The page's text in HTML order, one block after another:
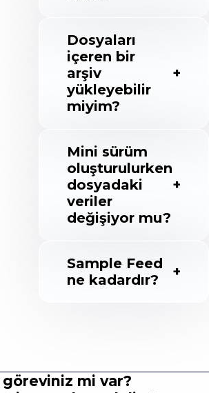
Dosyaları
içeren bir
arşiv
yükleyebilir
miyim?
Mini sürüm
oluşturulurken
dosyadaki
veriler
değişiyor mu?
Sample Feed
ne kadardır?
göreviniz mi var?